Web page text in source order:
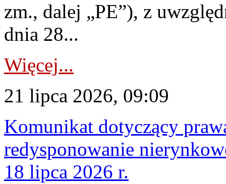
zm., dalej „PE”), z
dnia 28...
Więcej...
21 lipca 2026, 09:09
Komunikat dotyczący
redysponowanie
18 lipca 2026 r.